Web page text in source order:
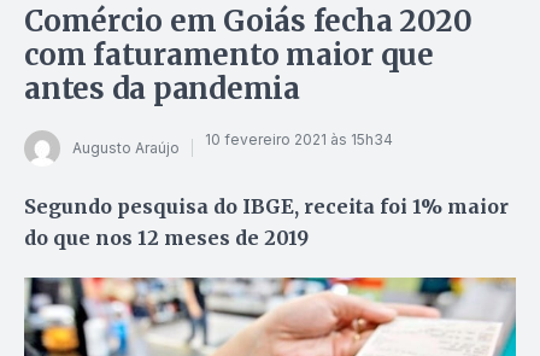
Comércio em Goiás fecha 2020
com faturamento maior que
antes da pandemia
Augusto Araújo 10 fevereiro 2021 às 15h34
Segundo pesquisa do IBGE, receita foi 1% maior
do que nos 12 meses de 2019